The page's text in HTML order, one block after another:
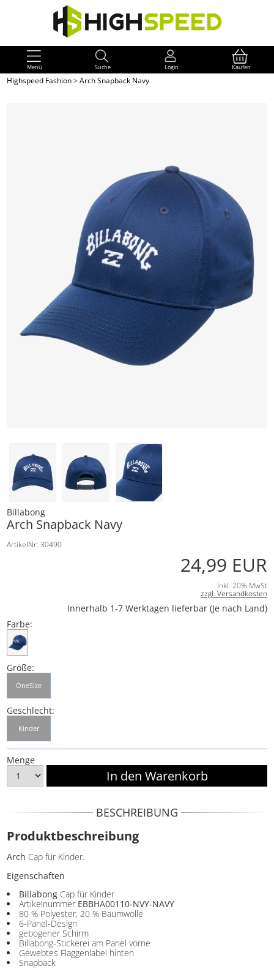
Menü Suche Login Kaufen
Highspeed Fashion>Arch Snapback Navy
Billabong
Arch Snapback Navy
ArtikelNr: 30490
24,99 EUR
Inkl. 20% MwSt
zzgl. Versandkosten
Innerhalb 1-7 Werktagen lieferbar (Je nach Land)
Farbe:
Größe:
OneSize
Geschlecht:
Kinder
Menge
BESCHREIBUNG
Produktbeschreibung
Arch Cap für Kinder.
Eigenschaften
Billabong Cap für Kinder
Artikelnummer EBBHA00110-NVY-NAVY
80 % Polyester, 20 % Baumwolle
6-Panel-Design
gebogener Schirm
Billabong-Stickerei am Panel vorne
Gewebtes Flaggenlabel hinten
Snapback